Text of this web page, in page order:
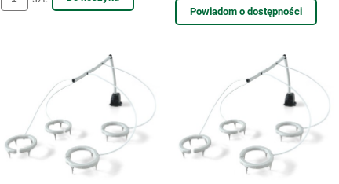
Powiadom o dostępności